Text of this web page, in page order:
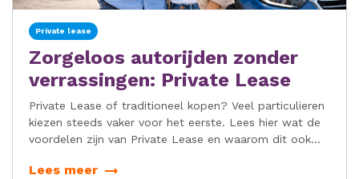
Private lease
Zorgeloos autorijden zonder
verrassingen: Private Lease
Private Lease of traditioneel kopen? Veel particulieren
kiezen steeds vaker voor het eerste. Lees hier wat de
voordelen zijn van Private Lease en waarom dit ook
Lees meer